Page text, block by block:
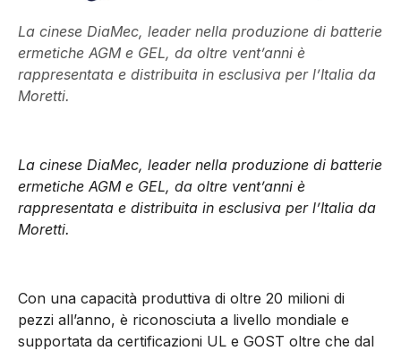
La cinese DiaMec, leader nella produzione di batterie
ermetiche AGM e GEL, da oltre vent’anni è
rappresentata e distribuita in esclusiva per l’Italia da
Moretti.
La cinese DiaMec, leader nella produzione di batterie
ermetiche AGM e GEL, da oltre vent’anni è
rappresentata e distribuita in esclusiva per l’Italia da
Moretti.
Con una capacità produttiva di oltre 20 milioni di
pezzi all’anno, è riconosciuta a livello mondiale e
supportata da certificazioni UL e GOST oltre che dal